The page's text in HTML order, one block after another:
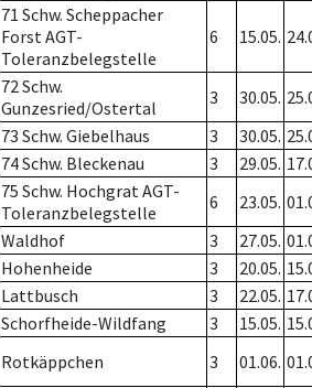
71 Schw. Scheppacher
Forst AGT-
Toleranzbelegstelle
6 15.05.
72 Schw.
Gunzesried/Ostertal
3 30.05.
73 Schw. Giebelhaus 3 30.05.
74 Schw. Bleckenau 3 29.05.
75 Schw. Hochgrat AGT-
Toleranzbelegstelle
6 23.05.
Waldhof 3 27.05.
Hohenheide 3 20.05.
Lattbusch 3 22.05.
Schorfheide-Wildfang 3 15.05.
Rotkäppchen 3 01.06.